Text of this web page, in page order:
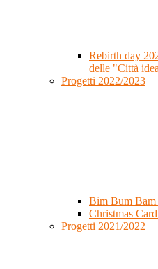
Rebirth day
delle "Città
Progetti 2022/2023
Bim Bum Bam
Christmas
Progetti 2021/2022